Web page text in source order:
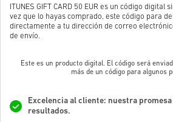
ITUNES GIFT CARD 50 EUR es un código digital
vez que lo hayas comprado, este código para
directamente a tu dirección de correo
de envío.
Este es un producto digital. El código será
más de un código para algunos
Excelencia al cliente: nuestra
resultados.